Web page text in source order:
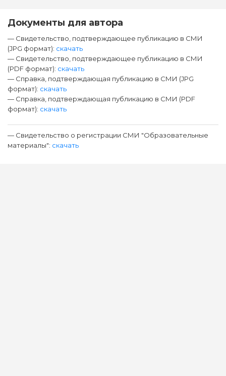
Документы для автора
— Свидетельство, подтверждающее публикацию в СМИ
(JPG формат): скачать
— Свидетельство, подтверждающее публикацию в СМИ
(PDF формат): скачать
— Справка, подтверждающая публикацию в СМИ (JPG
формат): скачать
— Справка, подтверждающая публикацию в СМИ (PDF
формат): скачать
— Свидетельство о регистрации СМИ "Образовательные
материалы": скачать